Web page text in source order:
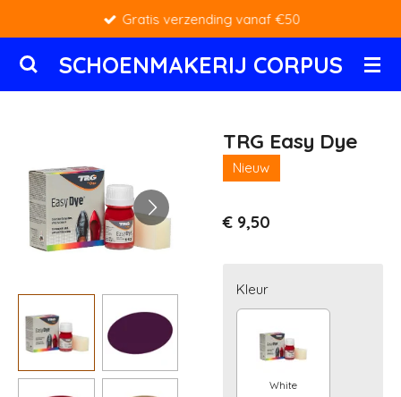
naar
de
SCHOENMAKERIJ CORPUS
Gratis verzending vanaf €50
TRG Easy Dye
Nieuw
€ 9,50
Kleur
White